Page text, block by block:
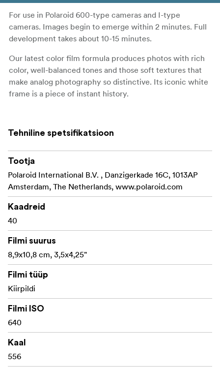
For use in Polaroid 600-type cameras and I-type
cameras. Images begin to emerge within 2 minutes. Full
development takes about 10-15 minutes.
Our latest color film formula produces photos with rich
color, well-balanced tones and those soft textures that
make analog photography so distinctive. Its iconic white
frame is a piece of instant history.
Tehniline spetsifikatsioon
Tootja
Polaroid International B.V. , Danzigerkade 16C, 1013AP
Amsterdam, The Netherlands, www.polaroid.com
Kaadreid
40
Filmi suurus
8,9x10,8 cm, 3,5x4,25"
Filmi tüüp
Kiirpildi
Filmi ISO
640
Kaal
556